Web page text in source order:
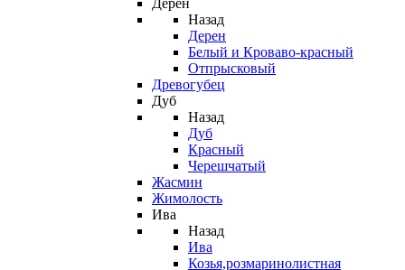
Дерен
Назад
Дерен
Белый и Кроваво-красный
Отпрысковый
Древогубец
Дуб
Назад
Дуб
Красный
Черешчатый
Жасмин
Жимолость
Ива
Назад
Ива
Козья,розмаринолистная